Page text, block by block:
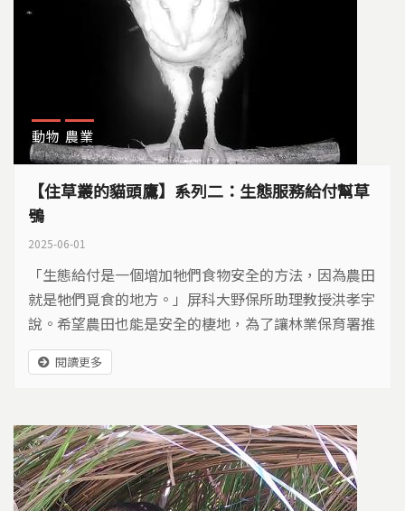
動物 農業
【住草叢的貓頭鷹】系列二：生態服務給付幫草
鴞
2025-06-01
「生態給付是一個增加牠們食物安全的方法，因為農田
就是牠們覓食的地方。」屏科大野保所助理教授洪孝宇
說。希望農田也能是安全的棲地，為了讓林業保育署推
動的草鴞生態服務給付計畫，在2021年上路。參與的
農友，守護草鴞的安全與田間豐富的生態，也為消費者
閱讀更多